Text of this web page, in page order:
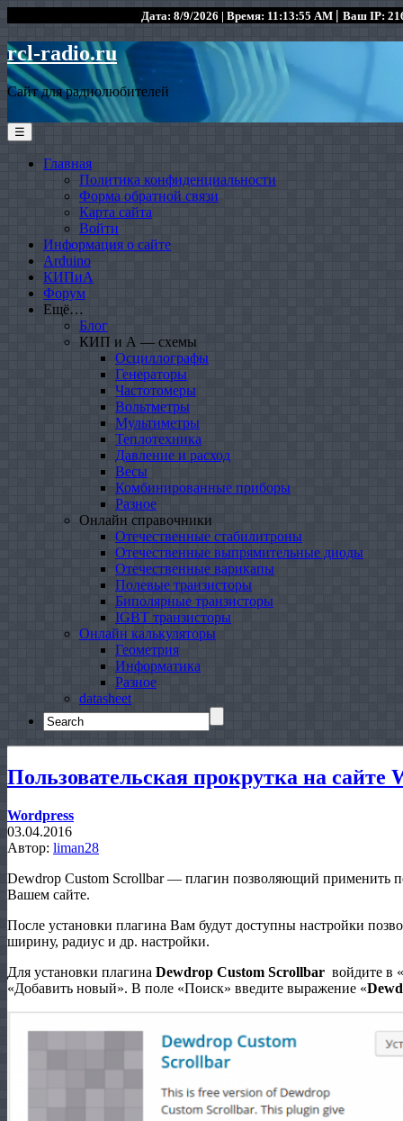
Дата: 8/9/2026 | Время: 11:13:55 AM | Ваш IP:
rcl-radio.ru
Сайт для радиолюбителей
☰
Главная
Политика конфиденциальности
Форма обратной связи
Карта сайта
Войти
Информация о сайте
Arduino
КИПиА
Форум
Ещё…
Блог
КИП и А — схемы
Осциллографы
Генераторы
Частотомеры
Вольтметры
Мультиметры
Теплотехника
Давление и расход
Весы
Комбинированные приборы
Разное
Онлайн справочники
Отечественные стабилитроны
Отечественные выпрямительные диоды
Отечественные варикапы
Полевые транзисторы
Биполярные транзисторы
IGBT транзисторы
Онлайн калькуляторы
Геометрия
Информатика
Разное
datasheet
Search
for:
Пользовательская прокрутка на сайте
Wordpress
03.04.2016
Автор: liman28
Dewdrop Custom Scrollbar — плагин позволяющий применить
Вашем сайте.
После установки плагина Вам будут доступны настройки
ширину, радиус и др. настройки.
Для установки плагина Dewdrop Custom Scrollbar войдите в
«Добавить новый». В поле «Поиск» введите выражение «